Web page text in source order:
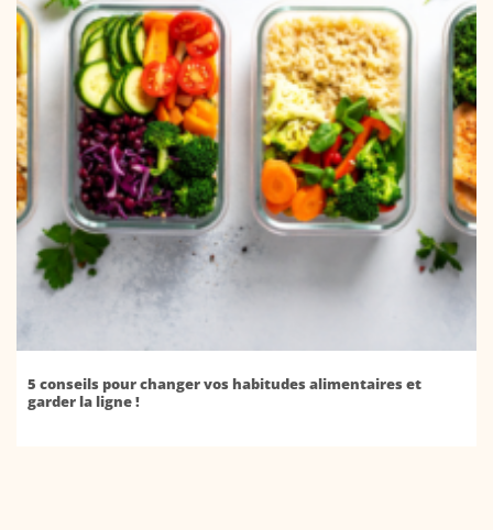
5 conseils pour changer vos habitudes alimentaires et
garder la ligne !